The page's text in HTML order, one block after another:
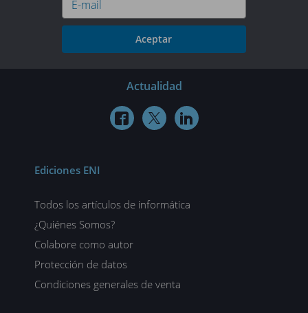
Aceptar
Actualidad
  
Ediciones ENI
Todos los artículos de informática
¿Quiénes Somos?
Colabore como autor
Protección de datos
Condiciones generales de venta